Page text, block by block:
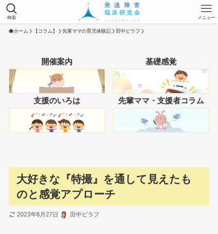
検索 メニュー
ホーム 【コラム】 先輩ママの育児体験記 田中ピラフ
開催案内 基礎感覚
支援のいろは 先輩ママ・支援者コラム
大好きな『特撮』を通して見えたも
のと感覚アプローチ
2023年6月27日 田中ピラフ